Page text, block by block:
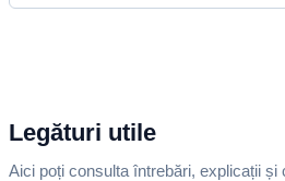
Legături utile
Aici poți consulta întrebări, explicații și